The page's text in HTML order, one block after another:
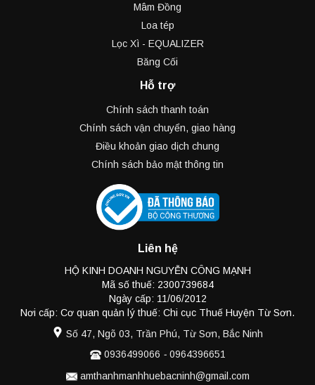
Mâm Đồng
Loa tép
Lọc Xì - EQUALIZER
Băng Cối
Hỗ trợ
Chính sách thanh toán
Chính sách vận chuyển, giao hàng
Điều khoản giao dịch chung
Chính sách bảo mật thông tin
Liên hệ
HỘ KINH DOANH NGUYỄN CÔNG MẠNH
Mã số thuế: 2300739684
Ngày cấp: 11/06/2012
Nơi cấp: Cơ quan quản lý thuế: Chi cục Thuế Huyện Từ Sơn.
Số 47, Ngõ 03, Trần Phú, Từ Sơn, Bắc Ninh
0936499066 - 0964396651
amthanhmanhhuebacninh@gmail.com